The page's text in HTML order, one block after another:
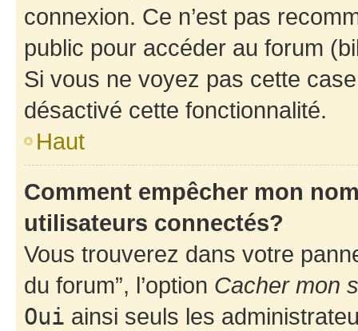
connexion. Ce n’est pas
public pour accéder au forum
Si vous ne voyez pas cette
désactivé cette fonctionnalité.
Haut
Comment empêcher mon
utilisateurs connectés?
Vous trouverez dans votre
du forum”, l’option Cacher mon
Oui ainsi seuls les